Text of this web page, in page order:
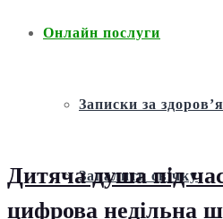
Онлайн послуги
Записки за
Запалити свічку
Дитяча душа під
цифрова недільна